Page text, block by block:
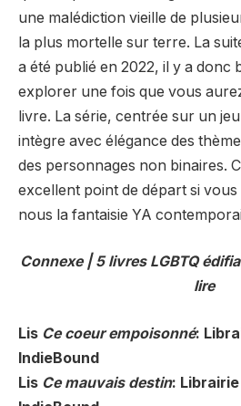
une malédiction vieille de
la plus mortelle sur terre. La
a été publié en 2022, il y a donc
explorer une fois que vous
livre. La série, centrée sur un
intègre avec élégance des
des personnages non binaires.
excellent point de départ si
nous la fantaisie YA
Connexe | 5 livres LGBTQ
lire
Lis Ce coeur empoisonné:
IndieBound
Lis Ce mauvais destin: Librairie